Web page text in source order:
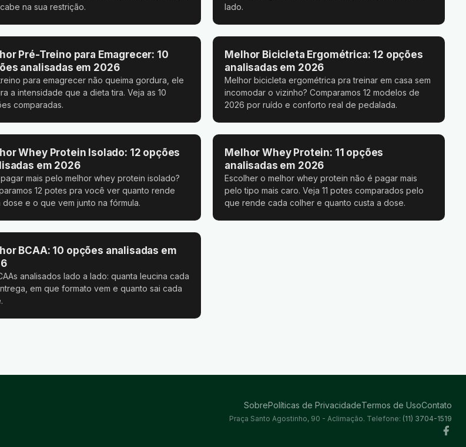
na sua restrição.
lado.
Pré-Treino para Emagrecer: 10
analisadas em 2026
para emagrecer não queima gordura, ele
a intensidade que a dieta tira. Veja as 10
comparadas.
Melhor Bicicleta Ergométrica: 12 opções
analisadas em 2026
Melhor bicicleta ergométrica pra treinar em casa sem
incomodar o vizinho? Comparamos 12 modelos de
2026 por ruído e conforto real de pedalada.
Whey Protein Isolado: 12 opções
em 2026
mais pelo melhor whey protein isolado?
12 potes pra você ver quanto rende
dose e o que vem junto na fórmula.
Melhor Whey Protein: 11 opções
analisadas em 2026
Escolher o melhor whey protein não é pagar mais
pelo tipo mais caro. Veja 11 potes comparados pelo
que rende cada colher e quanto custa a dose.
BCAA: 10 opções analisadas em
analisados lado a lado: quanta leucina cada
em que formato vem e quanto sai cada
SobrePolíticas de PrivacidadeTermos de UsoContato
Praça Santo Agostinho, 90 - Aclimação. Telefone: (11) 3704-1519